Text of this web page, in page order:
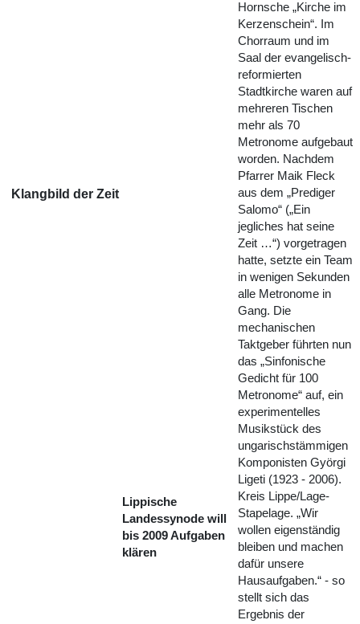
Klangbild der Zeit
Hornsche „Kirche im
Kerzenschein“. Im
Chorraum und im
Saal der evangelisch-
reformierten
Stadtkirche waren auf
mehreren Tischen
mehr als 70
Metronome aufgebaut
worden. Nachdem
Pfarrer Maik Fleck
aus dem „Prediger
Salomo“ („Ein
jegliches hat seine
Zeit …“) vorgetragen
hatte, setzte ein Team
in wenigen Sekunden
alle Metronome in
Gang. Die
mechanischen
Taktgeber führten nun
das „Sinfonische
Gedicht für 100
Metronome“ auf, ein
experimentelles
Musikstück des
ungarischstämmigen
Komponisten Györgi
Ligeti (1923 - 2006).
Lippische
Landessynode will
bis 2009 Aufgaben
klären
Kreis Lippe/Lage-
Stapelage. „Wir
wollen eigenständig
bleiben und machen
dafür unsere
Hausaufgaben.“ - so
stellt sich das
Ergebnis der